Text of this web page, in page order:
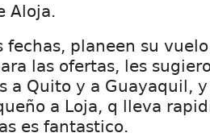
Aloja.
fechas, planeen su
las ofertas, les
a Quito y a Guayaquil,
a Loja, q lleva
es fantastico.